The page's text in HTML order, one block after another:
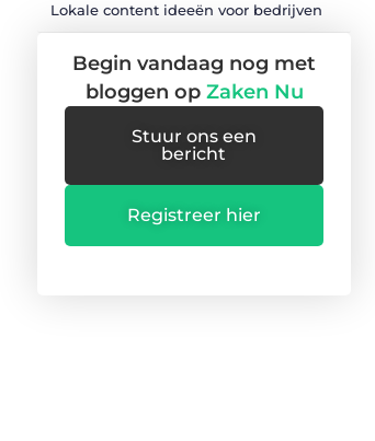
Lokale content ideeën voor bedrijven
Begin vandaag nog met
bloggen op Zaken Nu
Stuur ons een
bericht
Registreer hier